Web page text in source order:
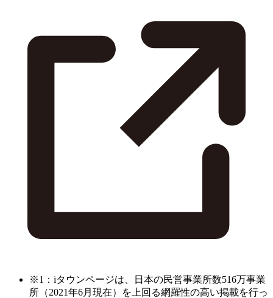
※1：iタウンページは、日本の民営事業所数516万事業
所（2021年6月現在）を上回る網羅性の高い掲載を行っ